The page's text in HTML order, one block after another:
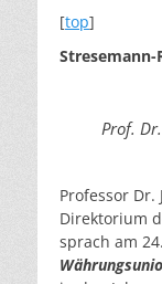
[top
Stresemann-
Prof.
Professor
Direktorium
sprach am